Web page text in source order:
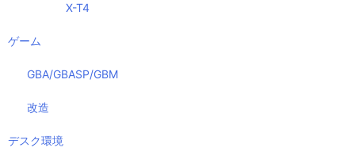
X-T4
ゲーム
GBA/GBASP/GBM
改造
デスク環境